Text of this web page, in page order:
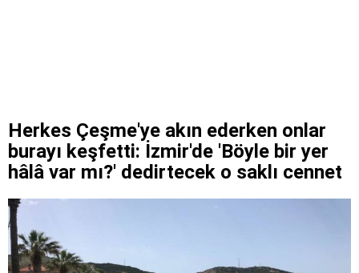
Herkes Çeşme'ye akın ederken onlar
burayı keşfetti: İzmir'de 'Böyle bir yer
hâlâ var mı?' dedirtecek o saklı cennet